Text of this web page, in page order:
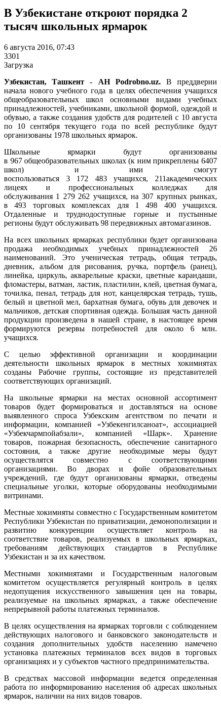
В Узбекистане откроют порядка 2
тысяч школьных ярмарок
6 августа 2016, 07:43
3301
Загрузка
Узбекистан, Ташкент - АН Podrobno.uz.В преддверии
начала нового учебного года в целях обеспечения учащихся
общеобразовательных школ основными видами учебных
принадлежностей, учебниками, школьной формой, одеждой и
обувью, а также создания удобств для родителей с 10 августа
по 10 сентября текущего года по всей республике будут
организованы 1978 школьных ярмарок.
Школьные ярмарки будут организованы
в 967 общеобразовательных школах (к ним прикреплены 6407
школ) и ими смогут
воспользоваться 3 172 483 учащихся, 211академических
лицеях и профессиональных колледжах для
обслуживания 1 279 262 учащихся, на 307 крупных рынках,
в 493 торговых комплексах для 1 498 400 учащихся.
Отдаленные и труднодоступные горные и пустынные
регионы будут обслуживать 98 передвижных автомагазинов.
На всех школьных ярмарках республики будет организована
продажа необходимых учебных принадлежностей 26
наименований. Это ученическая тетрадь, общая тетрадь,
дневник, альбом для рисования, ручка, портфель (ранец),
линейка, циркуль, акварельные краски, цветные карандаши,
фломастеры, ватман, ластик, пластилин, клей, цветная бумага,
точилка, пенал, тетрадь для нот, канцелярская тетрадь, тушь,
белый и цветной мел, бархатная бумага, обувь для девочек и
мальчиков, детская спортивная одежда. Большая часть данной
продукции произведена в нашей стране, в настоящее время
формируются резервы потребностей для около 6 млн.
учащихся.
С целью эффективной организации и координации
деятельности школьных ярмарок в местных хокимиятах
созданы Рабочие группы, состоящие из представителей
соответствующих организаций.
На школьные ярмарки на местах основной ассортимент
товаров будет формироваться и доставляться на основе
выявленного спроса Узбекским агентством по печати и
информации, компанией «Узбекенгилсаноат», ассоциацией
«Узбекчармпойабзали», компанией «Шарк». Хранение
товаров, пожарная безопасность, обеспечение санитарного
состояния, а также другие необходимые меры будут
осуществлятся совместно с соответствующими
организациями. Во дворах и фойе образовательных
учреждений, где будут организованы ярмарки, отведены
специальные уголки, которые оборудованы необходимыми
витринами.
Местные хокимияты совместно с Государственным комитетом
Республики Узбекистан по приватизации, демонополизации и
развитию конкуренции осуществляет контроль на
соответствие товаров, реализуемых в школьных ярмарках,
требованиям действующих стандартов в Республике
Узбекистан и за их качеством.
Местными хокимиятами и Государственным налоговым
комитетом осуществляется регулярный контроль в целях
недопущения искусственного завышения цен на товары,
реализуемые на школьных ярмарках, а также обеспечение
непрерывной работы платежных терминалов.
В целях осуществления на ярмарках торговли с соблюдением
действующих налогового и банковского законодательств и
создания дополнительных удобств населению намечено
установка платежных терминалов всех видов в торговых
организациях и у субъектов частного предпринимательства.
В средствах массовой информации ведется определенная
работа по информированию населения об адресах школьных
ярмарок, наличии на них видов товаров.